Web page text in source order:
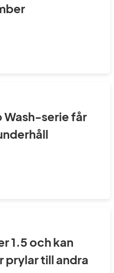
Wash-serie får
1.5 och kan
prylar till andra